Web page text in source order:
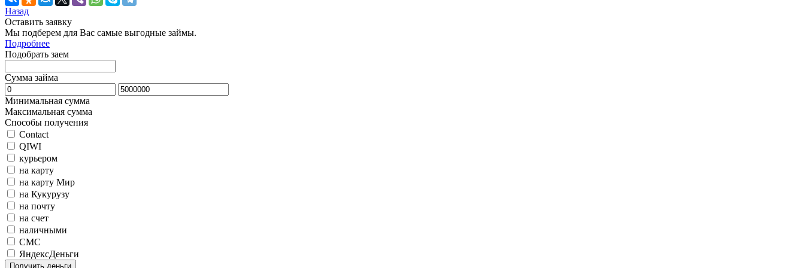
Назад
Оставить заявку
Мы подберем для Вас самые выгодные займы.
Подробнее
Подобрать заем
Сумма займа
Минимальная сумма
Максимальная сумма
Способы получения
Contact
QIWI
курьером
на карту
на карту Мир
на Кукурузу
на почту
на счет
наличными
СМС
ЯндексДеньги